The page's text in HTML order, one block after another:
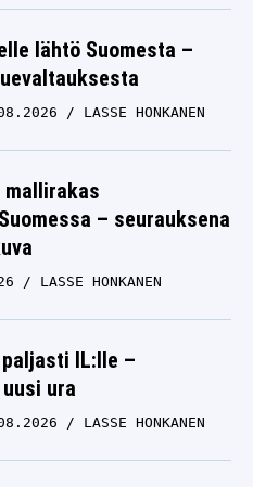
– vastaus oli
19.11.2025
HONKANEN
Antti
raju väite
31.10.2025
uutinen:
on
lähtö Suomesta –
LASSE HONKANEN
mallirakas
– seurauksena
LASSE HONKANEN
IL:lle –
ura
LASSE HONKANEN